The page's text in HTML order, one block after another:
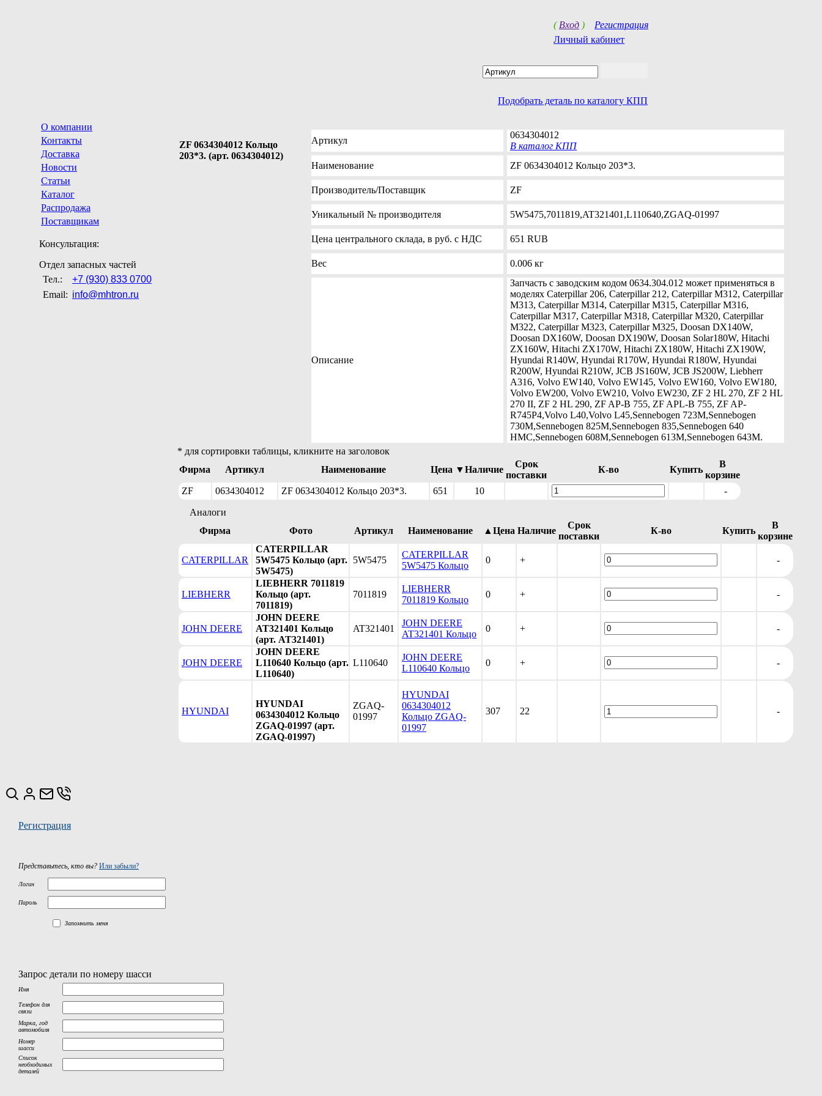
( Вход ) Регистрация
Личный кабинет
Подобрать деталь по каталогу КПП
О компании
Контакты
Доставка
Новости
Статьи
Каталог
Распродажа
Поставщикам
Консультация:
Отдел запасных частей
Тел.:
+7 (930) 833 0700
Email: info@mhtron.ru
ZF 0634304012 Кольцо
203*3. (арт. 0634304012)
Артикул
0634304012
В каталог КПП
Наименование
ZF 0634304012 Кольцо 203*3.
Производитель/Поставщик ZF
Уникальный № производителя 5W5475,7011819,AT321401,L110640,ZGAQ-01997
Цена центрального склада, в руб. с НДС 651 RUB
Вес 0.006 кг
Описание
Запчасть с заводским кодом 0634.304.012 может применяться в
моделях Caterpillar 206, Caterpillar 212, Caterpillar M312, Caterpillar
M313, Caterpillar M314, Caterpillar M315, Caterpillar M316,
Caterpillar M317, Caterpillar M318, Caterpillar M320, Caterpillar
M322, Caterpillar M323, Caterpillar M325, Doosan DX140W,
Doosan DX160W, Doosan DX190W, Doosan Solar180W, Hitachi
ZX160W, Hitachi ZX170W, Hitachi ZX180W, Hitachi ZX190W,
Hyundai R140W, Hyundai R170W, Hyundai R180W, Hyundai
R200W, Hyundai R210W, JCB JS160W, JCB JS200W, Liebherr
A316, Volvo EW140, Volvo EW145, Volvo EW160, Volvo EW180,
Volvo EW200, Volvo EW210, Volvo EW230, ZF 2 HL 270, ZF 2 HL
270 II, ZF 2 HL 290, ZF AP-B 755, ZF APL-B 755, ZF AP-
R745P4,Volvo L40,Volvo L45,Sennebogen 723M,Sennebogen
730M,Sennebogen 825M,Sennebogen 835,Sennebogen 640
HMC,Sennebogen 608M,Sennebogen 613M,Sennebogen 643M.
* для сортировки таблицы, кликните на заголовок
Фирма
Артикул Наименование Цена ▼Наличие
Срок
поставки
К-во Купить
В
корзине
ZF
0634304012 ZF 0634304012 Кольцо 203*3. 651 10 -
Аналоги
Фирма
Фото Артикул Наименование ▲Цена Наличие
Срок
поставки
К-во Купить
В
корзине
CATERPILLAR
CATERPILLAR
5W5475 Кольцо (арт.
5W5475)
5W5475
CATERPILLAR
5W5475 Кольцо
0 + -
LIEBHERR
LIEBHERR 7011819
Кольцо (арт.
7011819)
7011819
LIEBHERR
7011819 Кольцо
0 + -
JOHN DEERE
JOHN DEERE
AT321401 Кольцо
(арт. AT321401)
AT321401
JOHN DEERE
AT321401 Кольцо
0 + -
JOHN DEERE
JOHN DEERE
L110640 Кольцо (арт.
L110640)
L110640
JOHN DEERE
L110640 Кольцо
0 + -
HYUNDAI
HYUNDAI
0634304012 Кольцо
ZGAQ-01997 (арт.
ZGAQ-01997)
ZGAQ-
01997
HYUNDAI
0634304012
Кольцо ZGAQ-
01997
307 22 -
Регистрация
Представьтесь, кто вы? Или забыли?
Логин
Пароль
Запомнить меня
Запрос детали по номеру шасси
Имя
Телефон для
связи
Марка, год
автомобиля
Номер
шасси
Список
необходимых
деталей